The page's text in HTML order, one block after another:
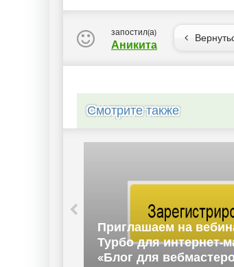
запостил(а)
Аникита
Смотрите также
Приглашаем на
Турбо для интернет-
«Блог для